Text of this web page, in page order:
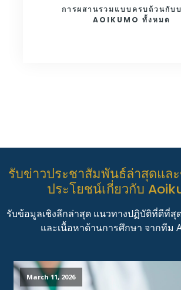
การผสานรวมแบบครบถ้วนกับ
AOIKUMO ทั้งหมด
รับข่าวประชาสัมพันธ์ล่าสุดแล
ประโยชน์เกี่ยวกับ
รับข้อมูลเชิงลึกล่าสุด แนวทางปฏิบัติที่ดีที่
และเนื้อหาด้านการศึกษา จากทีม
March 11, 2026